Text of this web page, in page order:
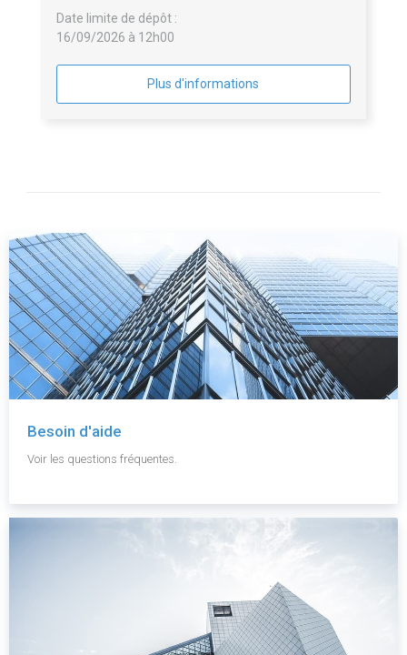
Date limite de dépôt :
16/09/2026 à 12h00
Plus d'informations
Besoin d'aide
Voir les questions fréquentes.